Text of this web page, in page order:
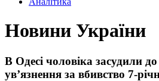
Новини України
В Одесі чоловіка засудили
ув’язнення за вбивство 7-